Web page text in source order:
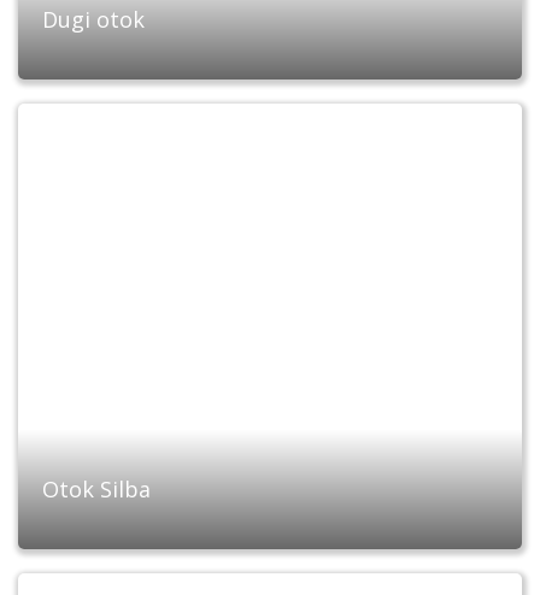
Dugi otok
Otok Silba